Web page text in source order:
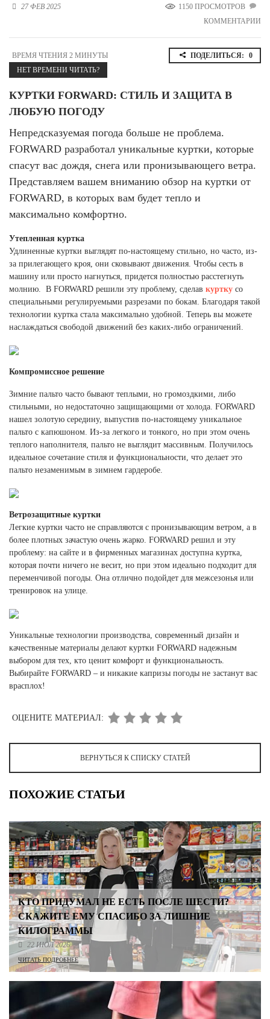
Новосибирская область (3)
Республика Башкортостан (3)
Республика Крым (1)
Республика Татарстан (2)
Ростовская область (2)
Самарская область (1)
Санкт-Петербург и ЛО (3)
Саратовская область (1)
Свердловская область (5)
Северная Осетия (2)
Смоленская область (1)
Томская область (1)
Тюменская область (3)
Челябинская область (2)
Ямало-Ненецкий автономный округ (1)
Ярославская область (1)
27 ФЕВ 2025
1150 ПРОСМОТРОВ
КОММЕНТАРИИ
ВРЕМЯ ЧТЕНИЯ 2 МИНУТЫ
НЕТ ВРЕМЕНИ ЧИТАТЬ?
ПОДЕЛИТЬСЯ: 0
КУРТКИ FORWARD: СТИЛЬ И ЗАЩИТА В
ЛЮБУЮ ПОГОДУ
Непредсказуемая погода больше не проблема.
FORWARD разработал уникальные куртки, которые
спасут вас дождя, снега или пронизывающего ветра.
Представляем вашем вниманию обзор на куртки от
FORWARD, в которых вам будет тепло и
максимально комфортно.
Утепленная куртка
Удлиненные куртки выглядят по-настоящему стильно, но часто, из-
за прилегающего кроя, они сковывают движения. Чтобы сесть в
машину или просто нагнуться, придется полностью расстегнуть
молнию. В FORWARD решили эту проблему, сделав куртку со
специальными регулируемыми разрезами по бокам. Благодаря такой
технологии куртка стала максимально удобной. Теперь вы можете
наслаждаться свободой движений без каких-либо ограничений.
Компромиссное решение
Зимние пальто часто бывают теплыми, но громоздкими, либо
стильными, но недостаточно защищающими от холода. FORWARD
нашел золотую середину, выпустив по-настоящему уникальное
пальто с капюшоном. Из-за легкого и тонкого, но при этом очень
теплого наполнителя, пальто не выглядит массивным. Получилось
идеальное сочетание стиля и функциональности, что делает это
пальто незаменимым в зимнем гардеробе.
Ветрозащитные куртки
Легкие куртки часто не справляются с пронизывающим ветром, а в
более плотных зачастую очень жарко. FORWARD решил и эту
проблему: на сайте и в фирменных магазинах доступна куртка,
которая почти ничего не весит, но при этом идеально подходит для
переменчивой погоды. Она отлично подойдет для межсезонья или
тренировок на улице.
Уникальные технологии производства, современный дизайн и
качественные материалы делают куртки FORWARD надежным
выбором для тех, кто ценит комфорт и функциональность.
Выбирайте FORWARD – и никакие капризы погоды не застанут вас
врасплох!
ОЦЕНИТЕ МАТЕРИАЛ:
ВЕРНУТЬСЯ К СПИСКУ СТАТЕЙ
ПОХОЖИЕ СТАТЬИ
КТО ПРИДУМАЛ НЕ ЕСТЬ ПОСЛЕ ШЕСТИ?
СКАЖИТЕ ЕМУ СПАСИБО ЗА ЛИШНИЕ
КИЛОГРАММЫ
22 ИЮЛ 2026
ЧИТАТЬ ПОДРОБНЕЕ